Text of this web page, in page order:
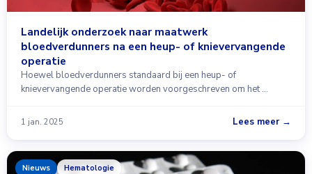
Landelijk onderzoek naar maatwerk
bloedverdunners na een heup- of knievervangende
operatie
Hoewel bloedverdunners standaard bij een heup- of
knievervangende operatie worden voorgeschreven om het …
1 jan. 2025 Lees meer →
Nieuws Hematologie